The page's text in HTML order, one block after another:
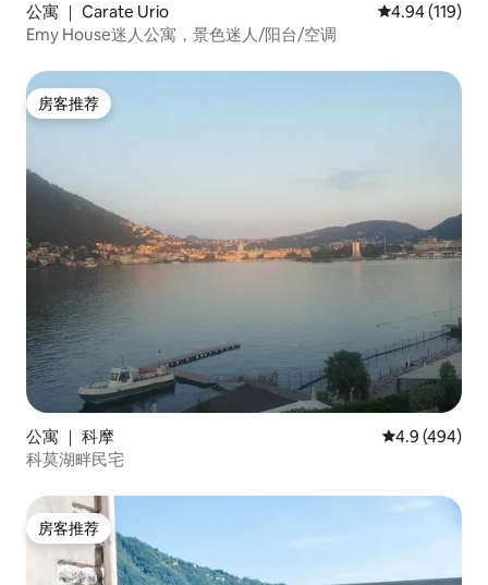
公寓 ｜ Carate Urio 平均评分 4.94
4.94 (119)
Emy House迷人公寓，景色迷人/阳台/空调
房客推荐
房客推荐
公寓 ｜ 科摩 平均评分 4.9
4.9 (494)
科莫湖畔民宅
房客推荐
房客推荐